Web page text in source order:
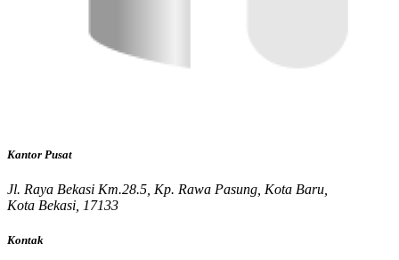
Kantor Pusat
Jl. Raya Bekasi Km.28.5, Kp. Rawa Pasung, Kota Baru,
Kota Bekasi, 17133
Kontak